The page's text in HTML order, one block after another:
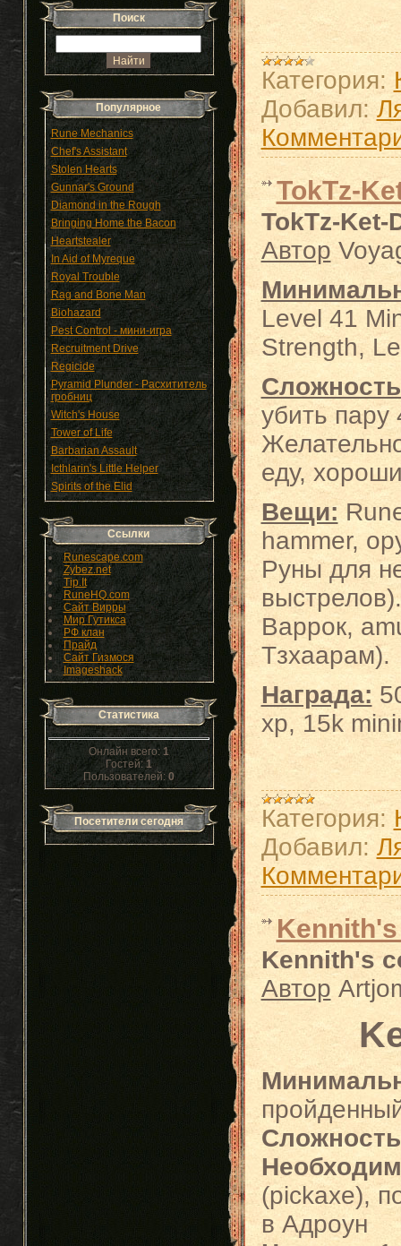
Поиск
Популярное
Rune Mechanics
Chef's Assistant
Stolen Hearts
Gunnar's Ground
Diamond in the Rough
Bringing Home the Bacon
Heartstealer
In Aid of Myreque
Royal Trouble
Rag and Bone Man
Biohazard
Pest Control - мини-игра
Recruitment Drive
Regicide
Pyramid Plunder - Расхититель
гробниц
Witch's House
Tower of Life
Barbarian Assault
Icthlarin's Little Helper
Spirits of the Elid
Ссылки
Runescape.com
Zybez.net
Tip.It
RuneHQ.com
Сайт Вирры
Мир Гутикса
РФ клан
Прайд
Сайт Гизмося
Imageshack
Статистика
Онлайн всего: 1
Гостей: 1
Пользователей: 0
Посетители сегодня
Категория:
Добавил:
TokTz-
TokTz-Ket-
Автор
Level 41
Strength,
убить пару
еду,
Вещи:
hammer,
Руны для
Варрок,
Тзхаарам).
Награда:
xp, 15k
Категория:
Добавил:
Kennith's
Автор
(pickaxe),
в Адроун